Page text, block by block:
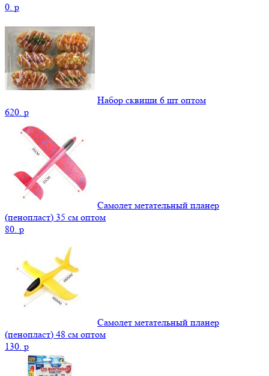
0. p
Набор сквиши 6 шт оптом
620. p
Самолет метательный планер
(пенопласт) 35 см оптом
80. p
Самолет метательный планер
(пенопласт) 48 см оптом
130. p